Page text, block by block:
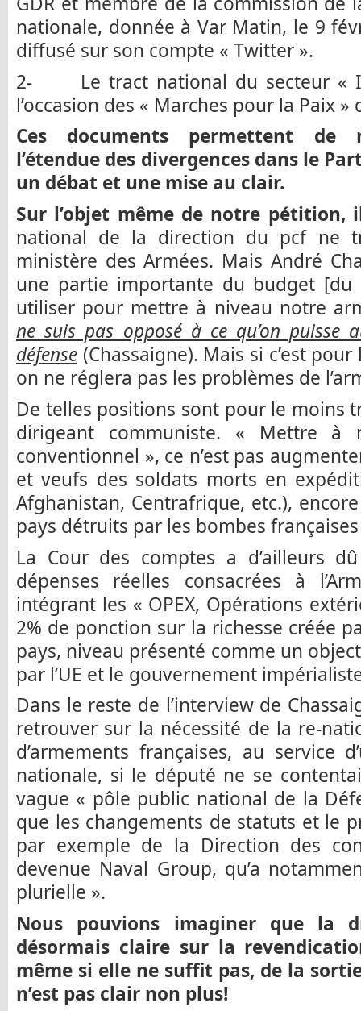
nationale, donnée à Var Matin, le 9
diffusé sur son compte « Twitter ».
2- Le tract national du secteur «
l’occasion des « Marches pour la Paix
Ces documents permettent de
l’étendue des divergences dans le
un débat et une mise au clair.
Sur l’objet même de notre pétition,
national de la direction du pcf ne
ministère des Armées. Mais André
une partie importante du budget [du
utiliser pour mettre à niveau notre
ne suis pas opposé à ce qu’on puisse
défense (Chassaigne). Mais si c’est
on ne réglera pas les problèmes de
De telles positions sont pour le moins
dirigeant communiste. « Mettre à
conventionnel », ce n’est pas
et veufs des soldats morts en
Afghanistan, Centrafrique, etc.),
pays détruits par les bombes
La Cour des comptes a d’ailleurs
dépenses réelles consacrées à
intégrant les « OPEX, Opérations
2% de ponction sur la richesse créée
pays, niveau présenté comme un
par l’UE et le gouvernement
Dans le reste de l’interview de
retrouver sur la nécessité de la re-
d’armements françaises, au service
nationale, si le député ne se
vague « pôle public national de la
que les changements de statuts et le
par exemple de la Direction des
devenue Naval Group, qu’a
plurielle ».
Nous pouvions imaginer que la
désormais claire sur la
même si elle ne suffit pas, de la
n’est pas clair non plus!